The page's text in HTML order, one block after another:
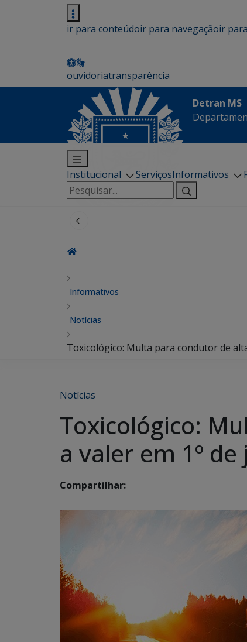
ir para conteúdoir para navegaçãoir
ouvidoriatransparência
Detran MS
Institucional ServiçosInformativos
Pesquisar
por:
Informativos
Notícias
Toxicológico: Multa para condutor de
Notícias
Toxicológico:
a valer em 1º de
Compartilhar: